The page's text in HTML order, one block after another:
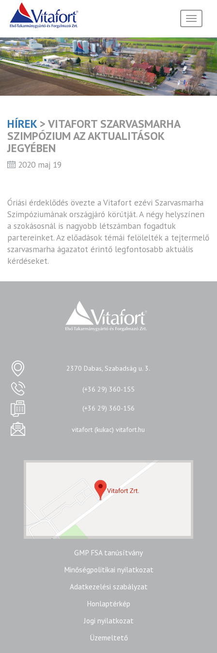
Toggle
HÍREK> VITAFORT SZARVASMARHA
SZIMPÓZIUM AZ AKTUALITÁSOK
JEGYÉBEN
2020 maj 19
Óriási érdeklődés övezte a Vitafort ezévi Szarvasmarha
Szimpóziumának országjáró körútját. A négy helyszínen
a szokásosnál is nagyobb létszámban fogadtuk
partereinket. Az előadások témái felölelték a tejtermelő
szarvasmarha ágazatot érintő legfontosabb aktuális
kérdéseket.
2370 Dabas, Szabadság u. 3.
(+36 29) 360-155
(+36 29) 360-156
vitafort (kukac) vitafort.hu
GMP FSA tanúsítvány
Minőségpolitikai nyilatkozat
Adatkezelési szabályzat
Honlaptérkép
Jogi nyilatkozat
Üzemeltető